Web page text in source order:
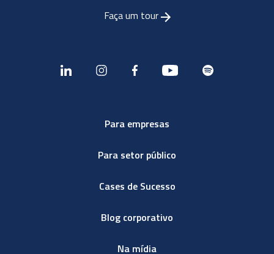
Faça um tour
Para empresas
Para setor público
Cases de Sucesso
Blog corporativo
Na mídia